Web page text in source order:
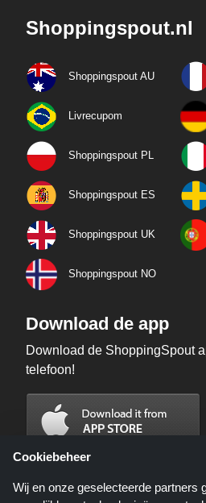
Shoppingspout.nl
Shoppingspout AU
Livrecupom
Shoppingspout PL
Shoppingspout ES
Shoppingspout UK
Shoppingspout NO
Download de app
Download de ShoppingSpout
telefoon!
Cookiebeheer
Wij en onze geselecteerde partners